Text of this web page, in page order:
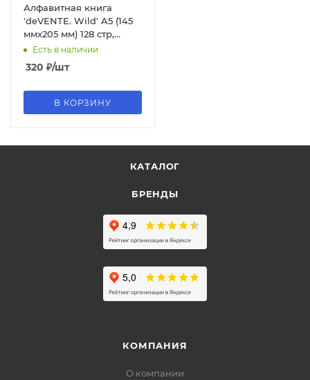
Алфавитная книга
'deVENTE. Wild' A5 (145
ммx205 мм) 128 стр,
белая бумага 70 г;м²,
2030401
Есть в наличии
320 ₽/шт
В КОРЗИНУ
КАТАЛОГ
БРЕНДЫ
КОМПАНИЯ
О компании